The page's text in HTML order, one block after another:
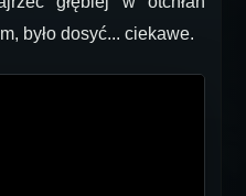
było dosyć... ciekawe.